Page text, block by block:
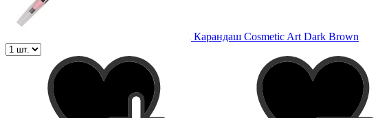
Карандаш Cosmetic Art Dark Brown